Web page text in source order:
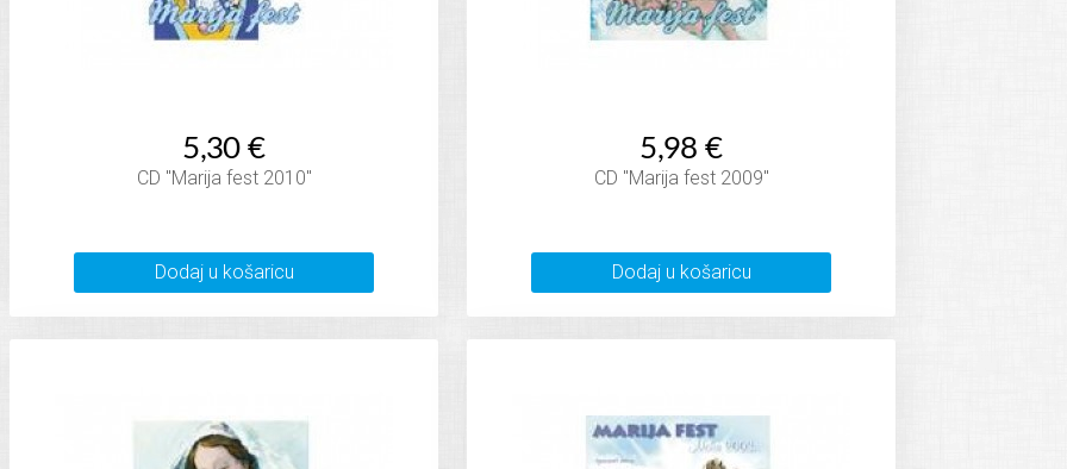
5,30 €
CD "Marija fest 2010"
Dodaj u košaricu
5,98 €
CD "Marija fest 2009"
Dodaj u košaricu